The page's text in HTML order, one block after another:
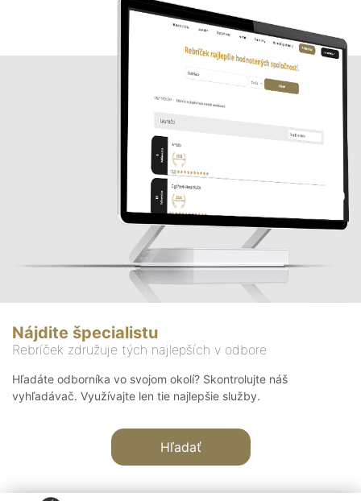
Nájdite špecialistu
Rebríček združuje tých najlepších v odbore
Hľadáte odborníka vo svojom okolí? Skontrolujte náš
vyhľadávač. Využívajte len tie najlepšie služby.
Hľadať